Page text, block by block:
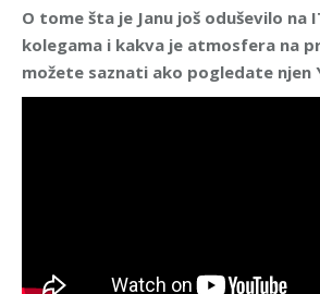
O tome šta je Janu još oduševilo na
kolegama i kakva je atmosfera na
možete saznati ako pogledate njen